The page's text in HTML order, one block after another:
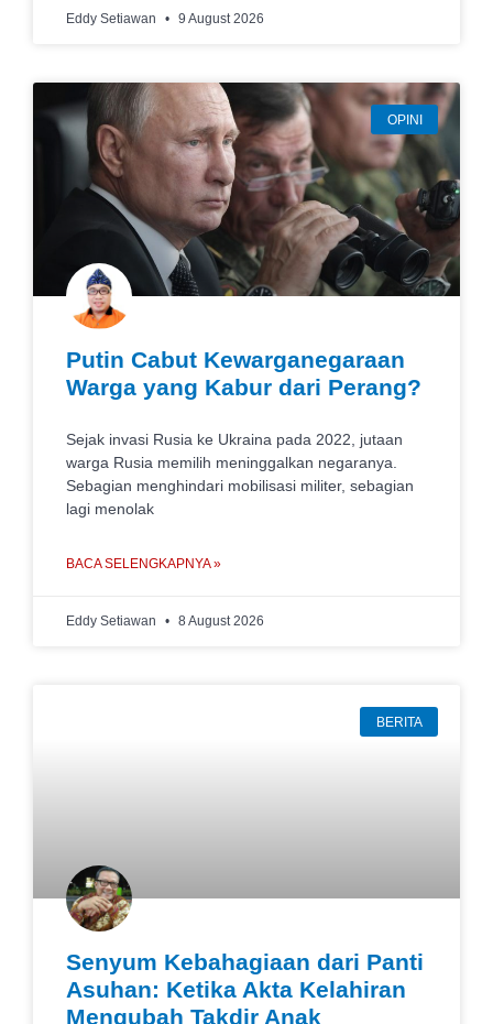
Eddy Setiawan 9 August 2026
OPINI
Putin Cabut Kewarganegaraan
Warga yang Kabur dari Perang?
Sejak invasi Rusia ke Ukraina pada 2022, jutaan
warga Rusia memilih meninggalkan negaranya.
Sebagian menghindari mobilisasi militer, sebagian
lagi menolak
BACA SELENGKAPNYA »
Eddy Setiawan 8 August 2026
BERITA
Senyum Kebahagiaan dari Panti
Asuhan: Ketika Akta Kelahiran
Mengubah Takdir Anak